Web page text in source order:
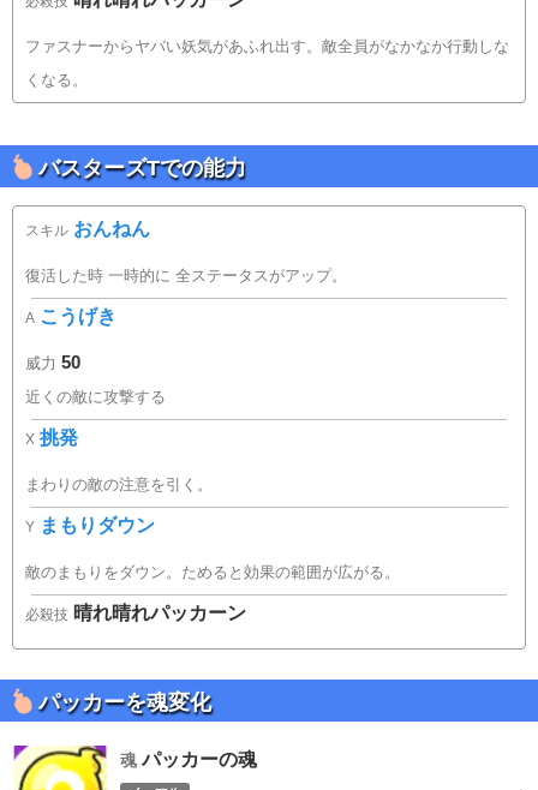
ファスナーからヤバい妖気があふれ出す。敵全員がなかなか行動しな
くなる。
バスターズTでの能力
スキル おんねん
復活した時 一時的に 全ステータスがアップ。
A こうげき
威力 50
近くの敵に攻撃する
X 挑発
まわりの敵の注意を引く。
Y まもりダウン
敵のまもりをダウン。ためると効果の範囲が広がる。
必殺技 晴れ晴れパッカーン
パッカーを魂変化
魂 パッカーの魂